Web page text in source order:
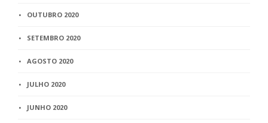
OUTUBRO 2020
SETEMBRO 2020
AGOSTO 2020
JULHO 2020
JUNHO 2020